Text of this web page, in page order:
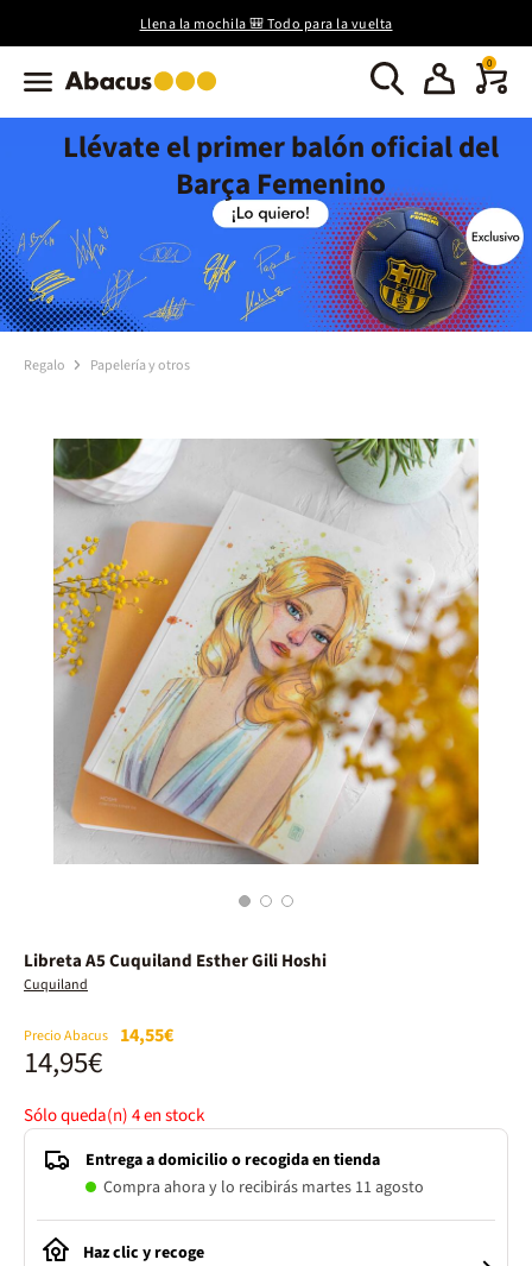
Llena la mochila 🎒 Todo para la vuelta
0
Llévate el primer balón oficial del
Barça Femenino
Regalo Papelería y otros
1 2 3
Libreta A5 Cuquiland Esther Gili Hoshi
Cuquiland
Precio Abacus 14,55€
14,95€
Sólo queda(n)4en stock
Entrega a domicilio o recogida en tienda
Compra ahora y lo recibirás martes 11 agosto
Haz clic y recoge